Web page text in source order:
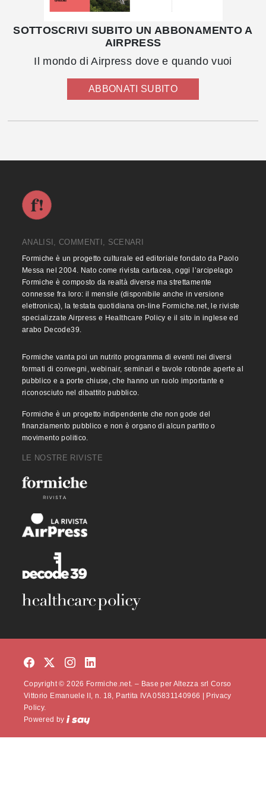
SOTTOSCRIVI SUBITO UN ABBONAMENTO A
AIRPRESS
Il mondo di Airpress dove e quando vuoi
ABBONATI SUBITO
ANALISI, COMMENTI, SCENARI
Formiche è un progetto culturale ed editoriale fondato da Paolo
Messa nel 2004. Nato come rivista cartacea, oggi l’arcipelago
Formiche è composto da realtà diverse ma strettamente
connesse fra loro: il mensile (disponibile anche in versione
elettronica), la testata quotidiana on-line Formiche.net, le riviste
specializzate Airpress e Healthcare Policy e il sito in inglese ed
arabo Decode39.
Formiche vanta poi un nutrito programma di eventi nei diversi
formati di convegni, webinair, seminari e tavole rotonde aperte al
pubblico e a porte chiuse, che hanno un ruolo importante e
riconosciuto nel dibattito pubblico.
Formiche è un progetto indipendente che non gode del
finanziamento pubblico e non è organo di alcun partito o
movimento politico.
LE NOSTRE RIVISTE
Copyright © 2026 Formiche.net. – Base per Altezza srl Corso
Vittorio Emanuele II, n. 18, Partita IVA 05831140966 |
Privacy
Policy.
Powered by